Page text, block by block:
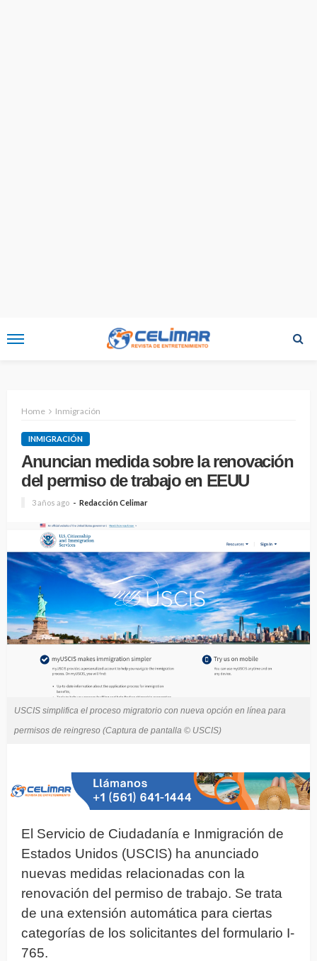
Home Inmigración
INMIGRACIÓN
Anuncian medida sobre la renovación
del permiso de trabajo en EEUU
3 años ago Redacción Celimar
USCIS simplifica el proceso migratorio con nueva opción en línea para
permisos de reingreso (Captura de pantalla © USCIS)
El Servicio de Ciudadanía e Inmigración de
Estados Unidos (USCIS) ha anunciado
nuevas medidas relacionadas con la
renovación del permiso de trabajo. Se trata
de una extensión automática para ciertas
categorías de los solicitantes del formulario I-
765.